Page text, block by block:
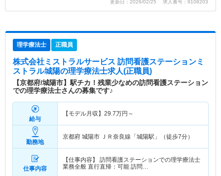
更新日：2026/02/25 求人番号：9108203
理学療法士 正職員
株式会社ミストラルサービス 訪問看護ステーションミ
ストラル城陽の理学療法士求人(正職員)
【京都府/城陽市】駅チカ！残業少なめの訪問看護ステーション
での理学療法士さんの募集です♪
給与
【モデル月収】 29.7万円～
勤務地
京都府 城陽市 ＪＲ奈良線「城陽駅」（徒歩7分）
仕事内容
【仕事内容】 訪問看護ステーションでの理学療法士
業務全般 直行直帰：可能 訪問…